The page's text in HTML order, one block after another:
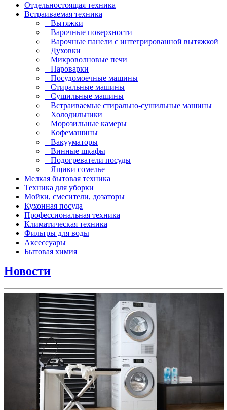
Отдельностоящая техника
Встраиваемая техника
Вытяжки
Варочные поверхности
Варочные панели с интегрированной вытяжкой
Духовки
Микроволновые печи
Пароварки
Посудомоечные машины
Стиральные машины
Сушильные машины
Встраиваемые стирально-сушильные машины
Холодильники
Морозильные камеры
Кофемашины
Вакууматоры
Винные шкафы
Подогреватели посуды
Ящики сомелье
Мелкая бытовая техника
Техника для уборки
Мойки, смесители, дозаторы
Кухонная посуда
Профессиональная техника
Климатическая техника
Фильтры для воды
Аксессуары
Бытовая химия
Новости